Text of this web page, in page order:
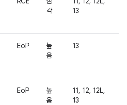
각
13
EoP
높
음
13
EoP
높
음
11, 12, 12L,
13